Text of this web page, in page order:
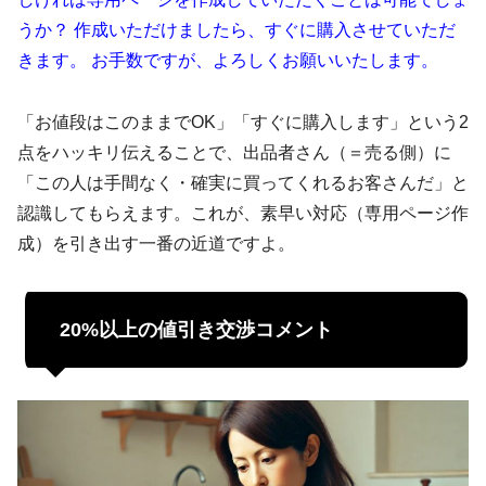
うか？ 作成いただけましたら、すぐに購入させていただ
きます。 お手数ですが、よろしくお願いいたします。
「お値段はこのままでOK」「すぐに購入します」という2
点をハッキリ伝えることで、出品者さん（＝売る側）に
「この人は手間なく・確実に買ってくれるお客さんだ」と
認識してもらえます。これが、素早い対応（専用ページ作
成）を引き出す一番の近道ですよ。
20%以上の値引き交渉コメント